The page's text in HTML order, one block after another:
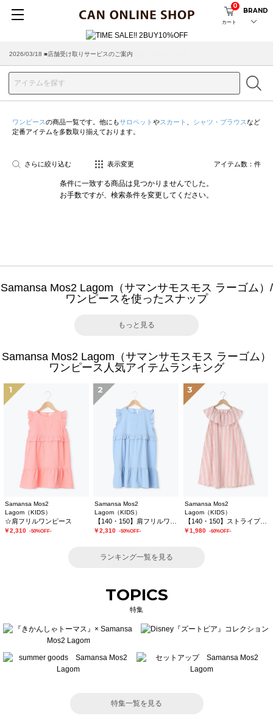
カート
0
BRAND
2026/03/18 ■店舗受け取りサービスのご案内
ワンピースの商品一覧です。他にもサロペット やスカート シャツ・ブラウスなど
定番アイテムを多数取り揃えております。
さらに絞り込む 表示変更 アイテム数： 件
条件に一致する商品は見つかりませんでした。
お手数ですが、検索条件を変更してください。
Samansa Mos2 Lagom（サマンサモスモス ラーゴム）/
ワンピースを使ったスナップ
もっと見る
Samansa Mos2 Lagom（サマンサモスモス ラーゴム）
ワンピース人気アイテムランキング
1
Samansa Mos2
Lagom（KIDS）
☆肩フリルワンピース
￥2,310 -50%OFF-
2
Samansa Mos2
Lagom（KIDS）
￥2,310 -50%OFF-
3
Samansa Mos2
Lagom（KIDS）
【140・150】ストライプフリルカラーワンピース
￥1,980 -60%OFF-
ランキング一覧を見る
TOPICS
特集
特集一覧を見る